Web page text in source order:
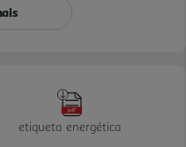
etiqueta energética